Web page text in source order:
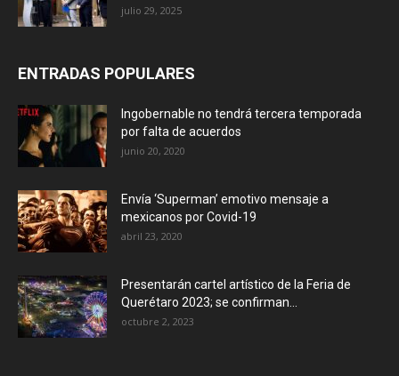
julio 29, 2025
ENTRADAS POPULARES
Ingobernable no tendrá tercera temporada
por falta de acuerdos
junio 20, 2020
Envía ‘Superman’ emotivo mensaje a
mexicanos por Covid-19
abril 23, 2020
Presentarán cartel artístico de la Feria de
Querétaro 2023; se confirman...
octubre 2, 2023